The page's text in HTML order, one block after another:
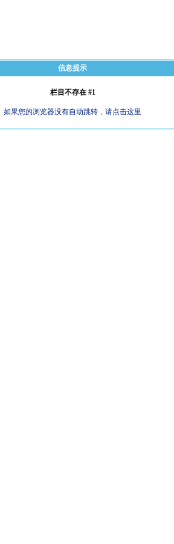
信息提示
栏目不存在 #1
如果您的浏览器没有自动跳转，请点击这里